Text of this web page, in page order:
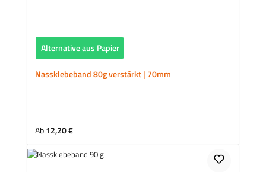
Alternative aus Papier
Nassklebeband 80g verstärkt | 70mm
Regulärer Preis:
Ab12,20 €